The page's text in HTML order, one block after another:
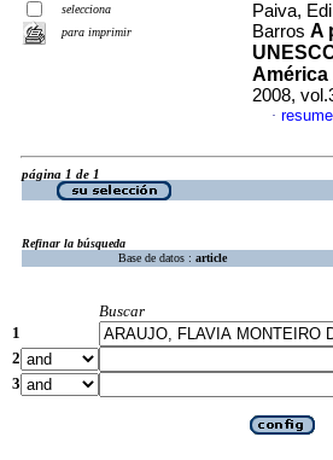
selecciona
para imprimir
Paiva,
Barros A
América
2008,
·
página 1 de 1
Refinar la búsqueda
Base de datos : article
Buscar
1
2
3